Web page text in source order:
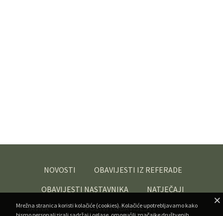
NOVOSTI
OBAVIJESTI IZ REFERADE
OBAVIJESTI NASTAVNIKA
NATJEČAJI
JAVNA
POZIVI I OBAVIJESTI -
Mrežna stranica koristi kolačiće (cookies). Kolačiće upotrebljavamo kako